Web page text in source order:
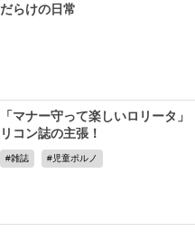
だらけの日常
「マナー守って楽しいロリータ
リコン誌の主張！
雑誌 児童ポルノ